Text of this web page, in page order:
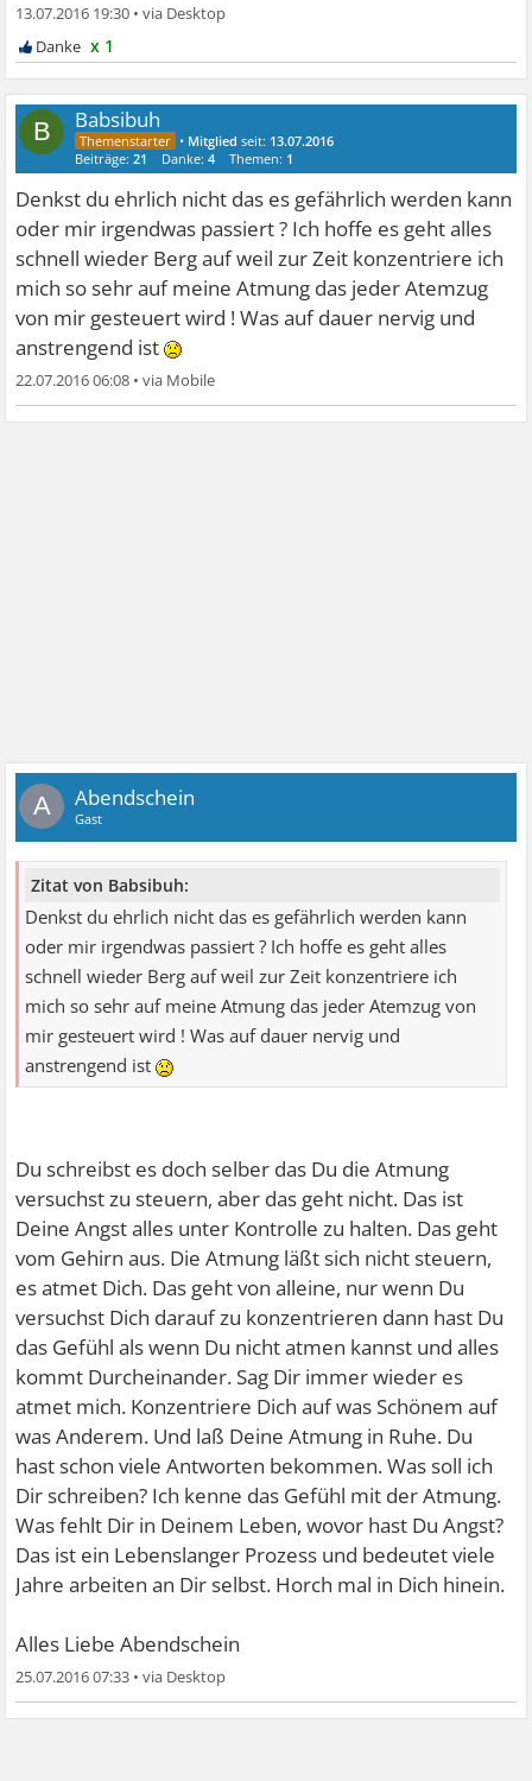
13.07.2016 19:30 •
x 1
B Babsibuh
• Mitglied seit: 13.07.2016
Beiträge:21 Danke:4 Themen: 1
Denkst du ehrlich nicht das es gefährlich werden kann
oder mir irgendwas passiert ? Ich hoffe es geht alles
schnell wieder Berg auf weil zur Zeit konzentriere ich
mich so sehr auf meine Atmung das jeder Atemzug
von mir gesteuert wird ! Was auf dauer nervig und
anstrengend ist
22.07.2016 06:08 •
A Abendschein
Gast
Zitat von Babsibuh:
Denkst du ehrlich nicht das es gefährlich werden kann
oder mir irgendwas passiert ? Ich hoffe es geht alles
schnell wieder Berg auf weil zur Zeit konzentriere ich
mich so sehr auf meine Atmung das jeder Atemzug von
mir gesteuert wird ! Was auf dauer nervig und
anstrengend ist
Du schreibst es doch selber das Du die Atmung
versuchst zu steuern, aber das geht nicht. Das ist
Deine Angst alles unter Kontrolle zu halten. Das geht
vom Gehirn aus. Die Atmung läßt sich nicht steuern,
es atmet Dich. Das geht von alleine, nur wenn Du
versuchst Dich darauf zu konzentrieren dann hast Du
das Gefühl als wenn Du nicht atmen kannst und alles
kommt Durcheinander. Sag Dir immer wieder es
atmet mich. Konzentriere Dich auf was Schönem auf
was Anderem. Und laß Deine Atmung in Ruhe. Du
hast schon viele Antworten bekommen. Was soll ich
Dir schreiben? Ich kenne das Gefühl mit der Atmung.
Was fehlt Dir in Deinem Leben, wovor hast Du Angst?
Das ist ein Lebenslanger Prozess und bedeutet viele
Jahre arbeiten an Dir selbst. Horch mal in Dich hinein.
Alles Liebe Abendschein
25.07.2016 07:33 •